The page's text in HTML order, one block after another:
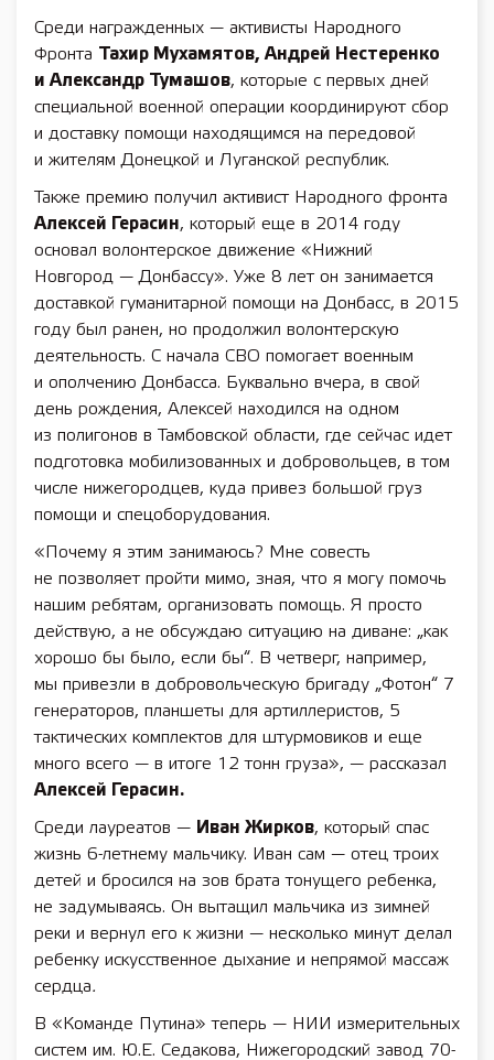
Среди награжденных — активисты Народного
Фронта
Тахир Мухамятов, Андрей Нестеренко
и Александр Тумашов, которые с первых дней
специальной военной операции координируют сбор
и доставку помощи находящимся на передовой
и жителям Донецкой и Луганской республик.
Также премию получил активист Народного фронта
Алексей Герасин, который еще в 2014 году
основал волонтерское движение «Нижний
Новгород — Донбассу». Уже 8 лет он занимается
доставкой гуманитарной помощи на Донбасс, в 2015
году был ранен, но продолжил волонтерскую
деятельность. С начала СВО помогает военным
и ополчению Донбасса. Буквально вчера, в свой
день рождения, Алексей находился на одном
из полигонов в Тамбовской области, где сейчас идет
подготовка мобилизованных и добровольцев, в том
числе нижегородцев, куда привез большой груз
помощи и спецоборудования.
«Почему я этим занимаюсь? Мне совесть
не позволяет пройти мимо, зная, что я могу помочь
нашим ребятам, организовать помощь. Я просто
действую, а не обсуждаю ситуацию на диване: „как
хорошо бы было, если бы“. В четверг, например,
мы привезли в добровольческую бригаду „Фотон“ 7
генераторов, планшеты для артиллеристов, 5
тактических комплектов для штурмовиков и еще
много всего — в итоге 12 тонн груза», — рассказал
Алексей Герасин.
Среди лауреатов — Иван Жирков, который спас
жизнь 6-летнему мальчику. Иван сам — отец троих
детей и бросился на зов брата тонущего ребенка,
не задумываясь. Он вытащил мальчика из зимней
реки и вернул его к жизни — несколько минут делал
ребенку искусственное дыхание и непрямой массаж
сердца.
В «Команде Путина» теперь — НИИ измерительных
систем им. Ю.Е. Седакова, Нижегородский завод 70-